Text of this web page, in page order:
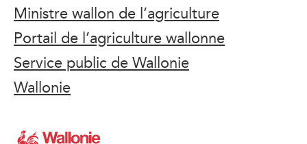
Ministre wallon de l’agriculture
Portail de l’agriculture wallonne
Service public de Wallonie
Wallonie